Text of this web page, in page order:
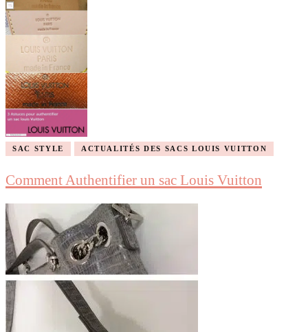
SAC STYLE ACTUALITÉS DES SACS LOUIS VUITTON
Comment Authentifier un sac Louis Vuitton